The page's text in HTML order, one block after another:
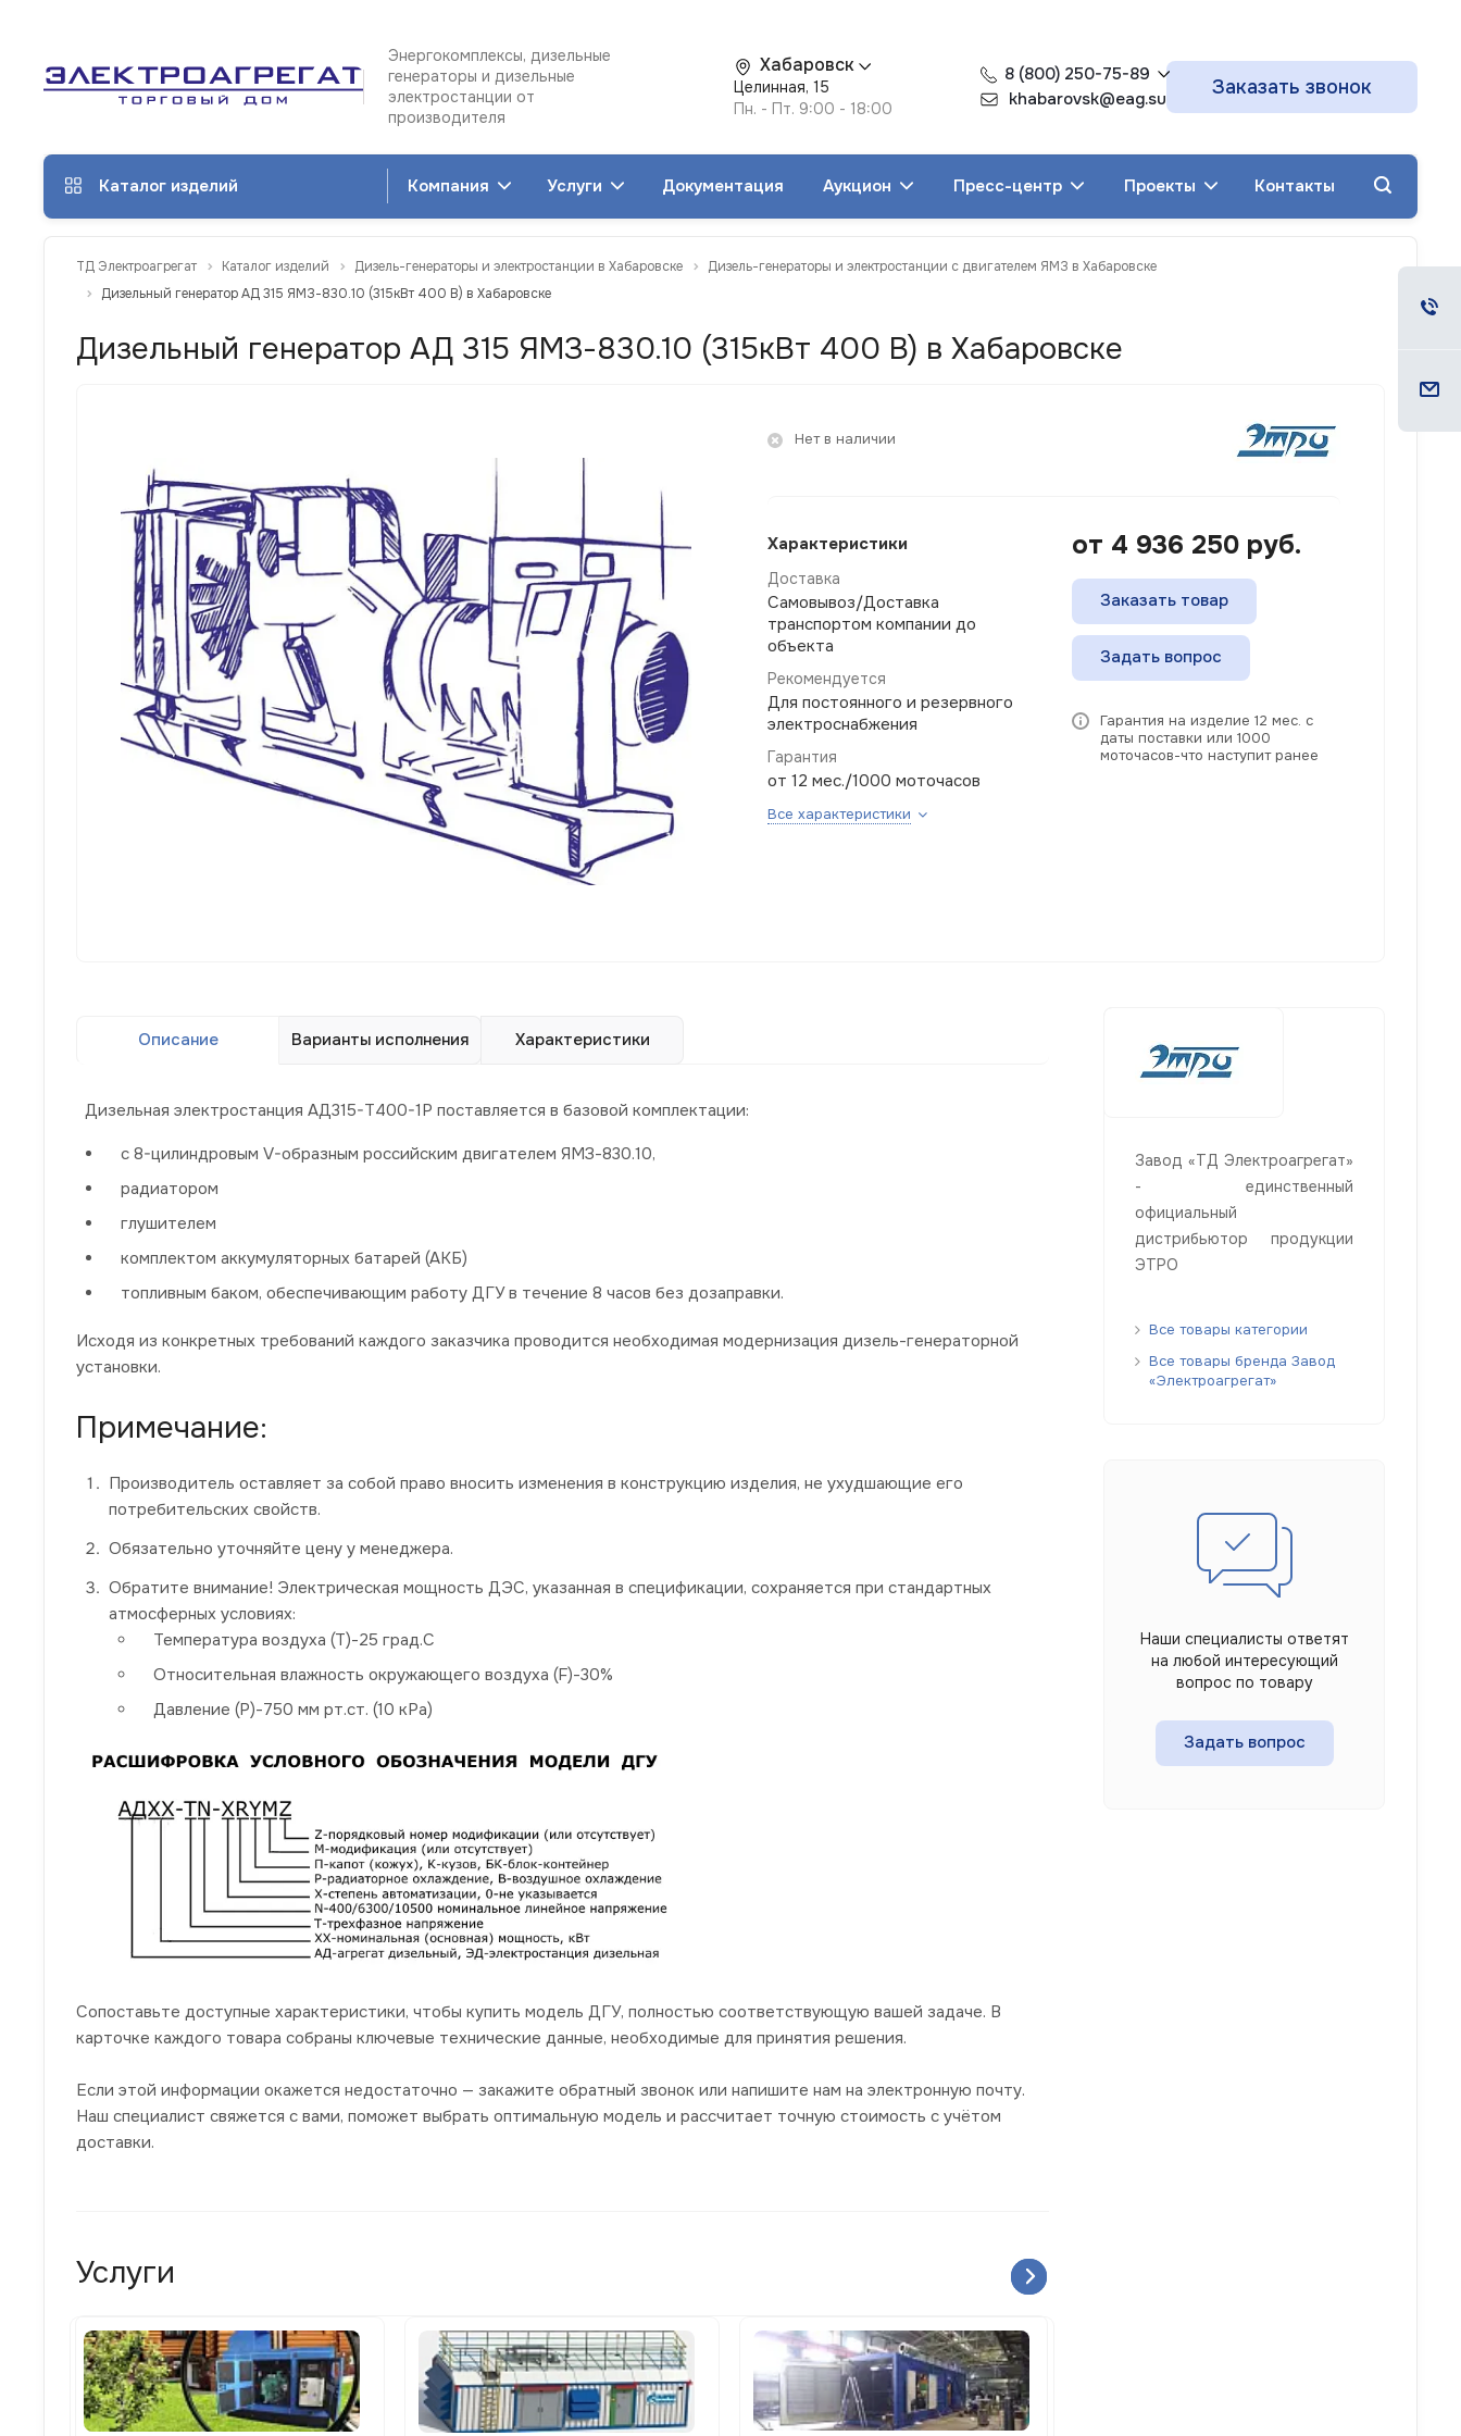
Энергокомплексы, дизельные
генераторы и дизельные
электростанции от
производителя
Хабаровск
Целинная, 15
Пн. - Пт. 9:00 - 18:00
8 (800) 250-75-89
khabarovsk@eag.su
Заказать звонок
Каталог изделий Компания Услуги Документация Аукцион Пресс-центр Проекты Контакты
ТД Электроагрегат Каталог изделий Дизель-генераторы и электростанции в Хабаровске
Дизель-генераторы и электростанции с двигателем ЯМЗ в Хабаровске
Дизельный генератор АД 315 ЯМЗ-830.10 (315кВт 400 В) в Хабаровске
Дизельный генератор АД 315 ЯМЗ-830.10 (315кВт 400 В) в Хабаровске
Нет в наличии
Характеристики
Доставка
Самовывоз/Доставка
транспортом компании до
объекта
Рекомендуется
Для постоянного и резервного
электроснабжения
Гарантия
от 12 мес./1000 моточасов
Все характеристики
от 4 936 250 руб.
Заказать товар
Задать вопрос
Гарантия на изделие 12 мес. с
даты поставки или 1000
моточасов-что наступит ранее
Описание Варианты исполнения Характеристики
Дизельная электростанция АД315-Т400-1Р поставляется в базовой комплектации:
с 8-цилиндровым V-образным российским двигателем ЯМЗ-830.10,
радиатором
глушителем
комплектом аккумуляторных батарей (АКБ)
топливным баком, обеспечивающим работу ДГУ в течение 8 часов без дозаправки.
Исходя из конкретных требований каждого заказчика проводится необходимая модернизация дизель-генераторной
установки.
Примечание:
Производитель оставляет за собой право вносить изменения в конструкцию изделия, не ухудшающие его
потребительских свойств.
Обязательно уточняйте цену у менеджера.
Обратите внимание! Электрическая мощность ДЭС, указанная в спецификации, сохраняется при стандартных
атмосферных условиях:
Температура воздуха (Т)-25 град.С
Относительная влажность окружающего воздуха (F)-30%
Давление (P)-750 мм рт.ст. (10 кРа)
Сопоставьте доступные характеристики, чтобы купить модель ДГУ, полностью соответствующую вашей задаче. В
карточке каждого товара собраны ключевые технические данные, необходимые для принятия решения.
Если этой информации окажется недостаточно — закажите обратный звонок или напишите нам на электронную почту.
Наш специалист свяжется с вами, поможет выбрать оптимальную модель и рассчитает точную стоимость с учётом
доставки.
Услуги
Завод «ТД Электроагрегат»
- единственный
официальный
дистрибьютор продукции
ЭТРО
Все товары категории
Все товары бренда Завод
«Электроагрегат»
Наши специалисты ответят
на любой интересующий
вопрос по товару
Задать вопрос